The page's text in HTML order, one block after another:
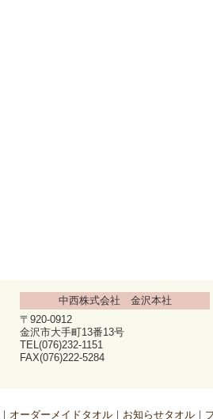
中西株式会社 金沢本社
〒920-0912
金沢市大手町13番13号
TEL(076)232-1151
FAX(076)222-5284
オーダーメイドタオル お知らせタオル